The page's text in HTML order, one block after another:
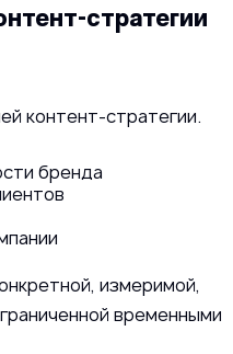
стратегии
контент-стратегии.
бренда
измеримой,
временными